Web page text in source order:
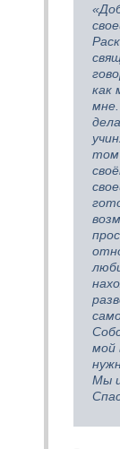
как
том
мой
Мы